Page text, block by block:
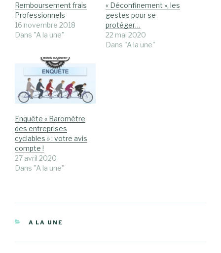
Remboursement frais
Professionnels
16 novembre 2018
Dans "A la une"
« Déconfinement », les
gestes pour se
protéger…
22 mai 2020
Dans "A la une"
Enquête « Baromètre
des entreprises
cyclables » : votre avis
compte !
27 avril 2020
Dans "A la une"
CATÉGORIES
A LA UNE